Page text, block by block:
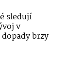
sledují
v
brzy